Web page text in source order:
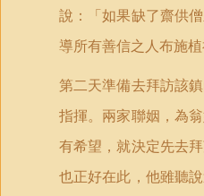
說：「如果缺了齋供
導所有善信之人布施
第二天準備去拜訪該
指揮。兩家聯姻，為
有希望，就決定先去
也正好在此，他雖聽